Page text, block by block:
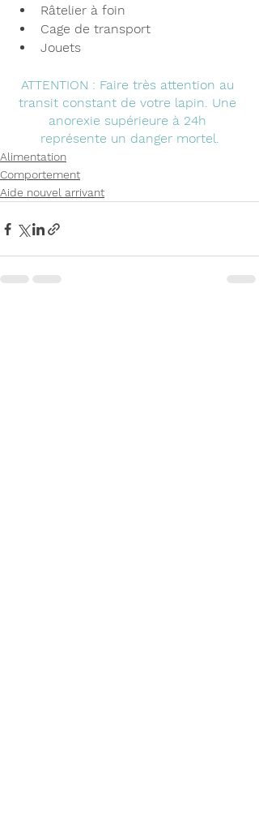
Râtelier à foin
Cage de transport
Jouets
ATTENTION : Faire très attention au
transit constant de votre lapin. Une
anorexie supérieure à 24h
représente un danger mortel.
Alimentation
Comportement
Aide nouvel arrivant